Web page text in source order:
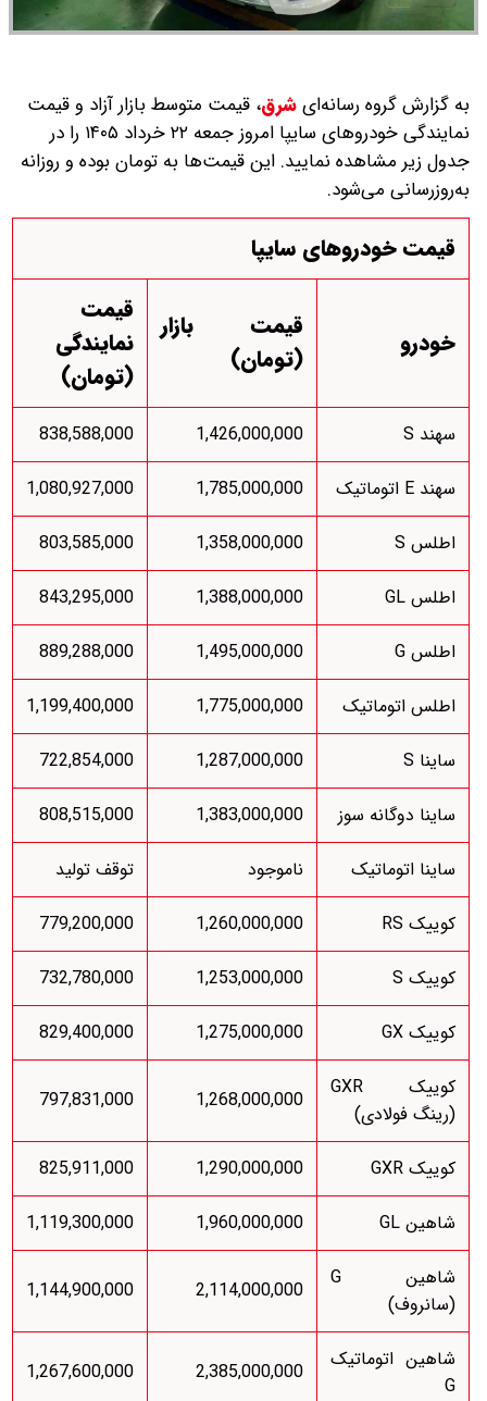
به گزارش گروه رسانه‌ایشرق، قیمت متوسط بازار آزاد و قیمت
نمایندگی خودرو‌های سایپا امروز جمعه ۲۲ خرداد ۱۴۰۵ را در
جدول زیر مشاهده نمایید. این قیمت‌ها به تومان بوده و روزانه
به‌روز‌رسانی می‌شود.
قیمت خودروهای سایپا
خودرو
قیمت بازار
(تومان)
قیمت
نمایندگی
(تومان)
سهند S 1,426,000,000
838,588,000
سهند E اتوماتیک
1,785,000,000
1,080,927,000
اطلس S
1,358,000,000
803,585,000
اطلس GL
1,388,000,000
843,295,000
اطلس G
1,495,000,000
889,288,000
اطلس اتوماتیک
1,775,000,000
1,199,400,000
ساینا S
1,287,000,000
722,854,000
ساینا دوگانه سوز
1,383,000,000
808,515,000
ساینا اتوماتیک
ناموجود
توقف تولید
کوییک RS
1,260,000,000
779,200,000
کوییک S
1,253,000,000
732,780,000
کوییک GX
1,275,000,000
829,400,000
کوییک GXR
(رینگ فولادی)
1,268,000,000
797,831,000
کوییک GXR 1,290,000,000
825,911,000
شاهین GL
1,960,000,000
1,119,300,000
شاهین G
(سانروف)
2,114,000,000
1,144,900,000
شاهین اتوماتیک
G
2,385,000,000
1,267,600,000